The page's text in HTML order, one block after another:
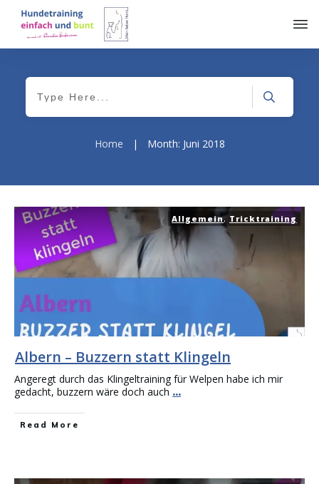
Home | Month: Juni 2018
Allgemein, Tricktraining
Albern – Buzzern statt Klingeln
Angeregt durch das Klingeltraining für Welpen habe ich mir
gedacht, buzzern wäre doch auch ...
Read More